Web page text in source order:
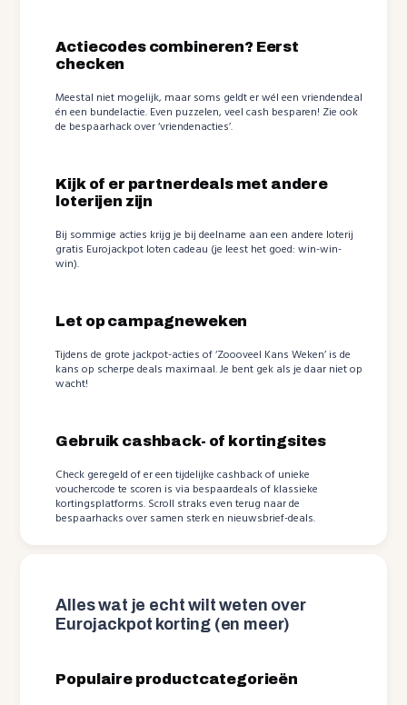
Actiecodes combineren? Eerst
checken
Meestal niet mogelijk, maar soms geldt er wél een vriendendeal
én een bundelactie. Even puzzelen, veel cash besparen! Zie ook
de bespaarhack over ‘vriendenacties’.
Kijk of er partnerdeals met andere
loterijen zijn
Bij sommige acties krijg je bij deelname aan een andere loterij
gratis Eurojackpot loten cadeau (je leest het goed: win-win-
win).
Let op campagneweken
Tijdens de grote jackpot-acties of ‘Zoooveel Kans Weken’ is de
kans op scherpe deals maximaal. Je bent gek als je daar niet op
wacht!
Gebruik cashback- of kortingsites
Check geregeld of er een tijdelijke cashback of unieke
vouchercode te scoren is via bespaardeals of klassieke
kortingsplatforms. Scroll straks even terug naar de
bespaarhacks over samen sterk en nieuwsbrief-deals.
Alles wat je echt wilt weten over
Eurojackpot korting (en meer)
Populaire productcategorieën